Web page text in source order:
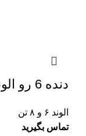
دنده 6 رو الوند 6 و 8 تن WLY اصلی
الوند ۶ و ۸ تن
تماس بگیرید